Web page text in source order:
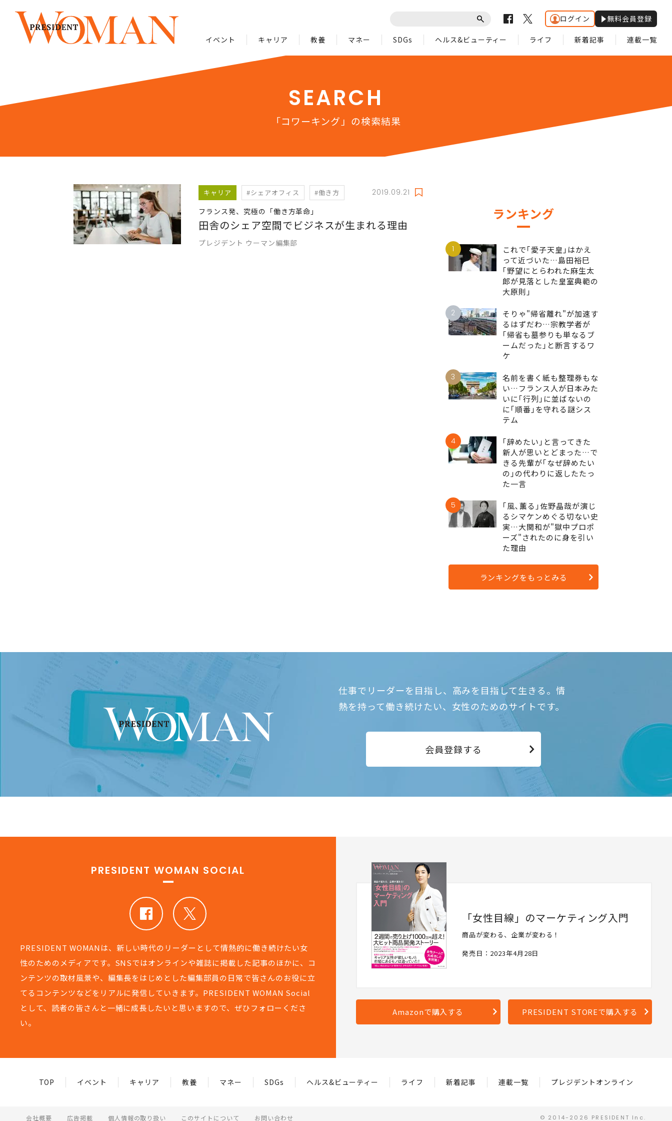
ログイン 無料会員登録
イベント キャリア 教養 マネー SDGs ヘルス&ビューティー ライフ 新着記事 連載一覧
SEARCH
「コワーキング」の検索結果
キャリア #シェアオフィス #働き方
2019.09.21
フランス発、究極の「働き方革命」
田舎のシェア空間でビジネスが生まれる理由
プレジデント ウーマン編集部
ランキング
1
これで｢愛子天皇｣はかえ
って近づいた…島田裕巳
｢野望にとらわれた麻生太
郎が見落とした皇室典範の
大原則｣
2
そりゃ"帰省離れ"が加速す
るはずだわ…宗教学者が
｢帰省も墓参りも単なるブ
ームだった｣と断言するワ
ケ
3
名前を書く紙も整理券もな
い…フランス人が日本みた
いに｢行列｣に並ばないの
に｢順番｣を守れる謎シス
テム
4
｢辞めたい｣と言ってきた
新人が思いとどまった…で
きる先輩が｢なぜ辞めたい
の｣の代わりに返したたっ
た一言
5
｢風､薫る｣佐野晶哉が演じ
るシマケンめぐる切ない史
実…大関和が"獄中プロポ
ーズ"されたのに身を引い
た理由
ランキングをもっとみる
仕事でリーダーを目指し、高みを目指して生きる。情
熱を持って働き続けたい、女性のためのサイトです。
会員登録する
PRESIDENT WOMAN SOCIAL
PRESIDENT WOMANは、新しい時代のリーダーとして情熱的に働き続けたい女
性のためのメディアです。SNSではオンラインや雑誌に掲載した記事のほかに、コ
ンテンツの取材風景や、編集長をはじめとした編集部員の日常で皆さんのお役に立
てるコンテンツなどをリアルに発信していきます。PRESIDENT WOMAN Social
として、読者の皆さんと一緒に成長したいと思いますので、ぜひフォローくださ
い。
「女性目線」のマーケティング入門
商品が変わる、企業が変わる！
発売日：2023年4月28日
Amazonで購入する PRESIDENT STOREで購入する
TOP イベント キャリア 教養 マネー SDGs ヘルス&ビューティー ライフ 新着記事 連載一覧 プレジデントオンライン
会社概要 広告掲載 個人情報の取り扱い このサイトについて お問い合わせ © 2014-2026 PRESIDENT Inc.